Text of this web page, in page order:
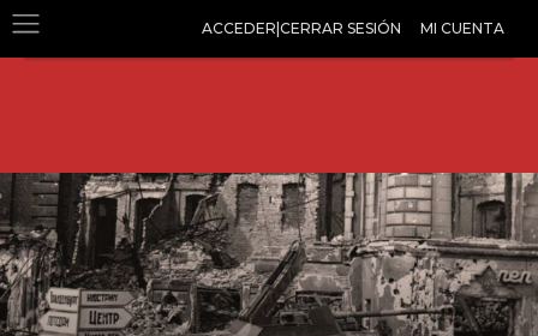
ACCEDER|CERRAR SESIÓN MI CUENTA